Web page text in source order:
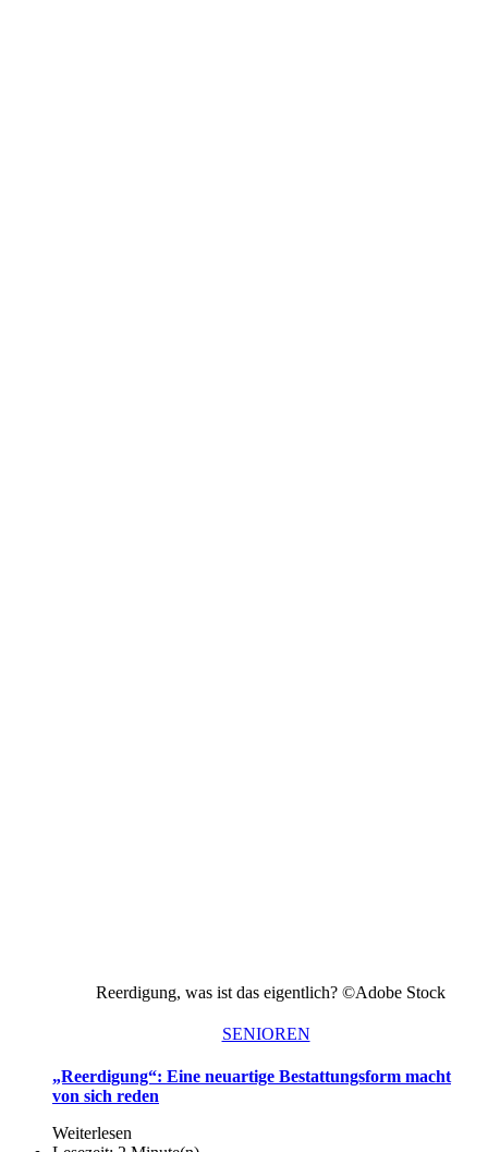
Reerdigung, was ist das eigentlich? ©Adobe Stock
SENIOREN
„Reerdigung“: Eine neuartige Bestattungsform macht
von sich reden
Weiterlesen